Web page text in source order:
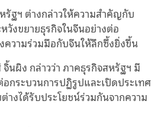
รัฐฯ ต่างกล่าวให้ความสำคัญกับ
วังขยายธุรกิจในจีนอย่างต่อ
ความร่วมมือกับจีนให้ลึกซึ้งยิ่งขึ้น
จิ้นผิง กล่าวว่าภาคธุรกิจสหรัฐฯ มี
อกระบวนการปฏิรูปและเปิดประเทศ
างได้รับประโยชน์ร่วมกันจากความ